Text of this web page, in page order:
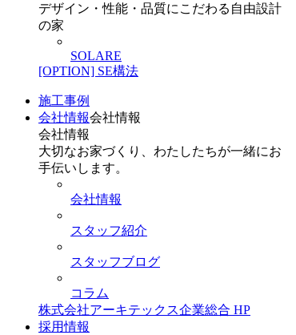
デザイン・性能・品質にこだわる自由設計
の家
SOLARE
[OPTION] SE構法
施工事例
会社情報会社情報
会社情報
大切なお家づくり、わたしたちが一緒にお
手伝いします。
会社情報
スタッフ紹介
スタッフブログ
コラム
株式会社アーキテックス企業総合 HP
採用情報